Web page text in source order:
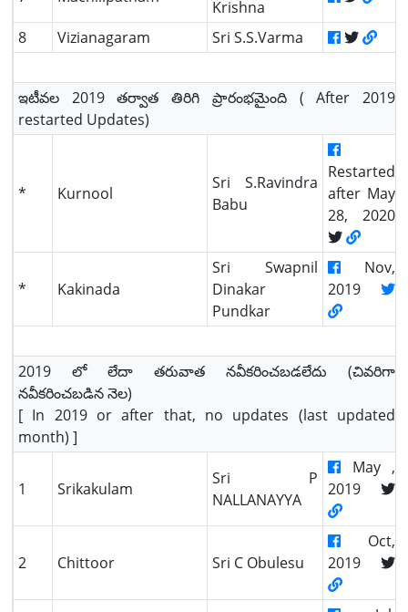
Krishna
8
Vizianagaram Sri S.S.Varma
ఇటీవల 2019 తర్వాత తిరిగి ప్రారంభమైంది ( After 2019
restarted Updates)
* Kurnool
Sri S.Ravindra
Babu
Restarted
after May
28, 2020
* Kakinada
Sri Swapnil
Dinakar
Pundkar
Nov,
2019
2019 లో లేదా తరువాత నవీకరించబడలేదు (చివరిగా
నవీకరించబడిన నెల)
[ In 2019 or after that, no updates (last updated
month) ]
1 Srikakulam
Sri P
NALLANAYYA
May ,
2019
2 Chittoor Sri C Obulesu
Oct,
2019